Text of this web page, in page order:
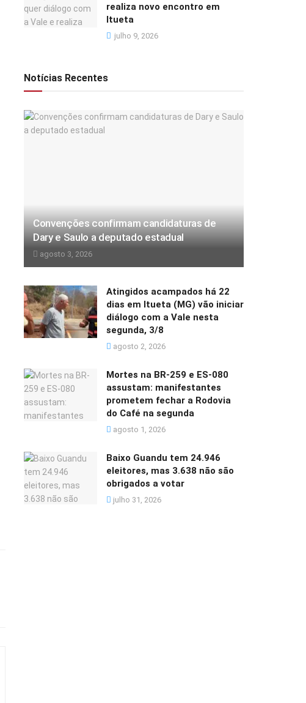
realiza novo encontro em
Itueta
julho 9, 2026
Notícias Recentes
Convenções confirmam candidaturas de
Dary e Saulo a deputado estadual
agosto 3, 2026
Atingidos acampados há 22
dias em Itueta (MG) vão iniciar
diálogo com a Vale nesta
segunda, 3/8
agosto 2, 2026
Mortes na BR-259 e ES-080
assustam: manifestantes
prometem fechar a Rodovia
do Café na segunda
agosto 1, 2026
Baixo Guandu tem 24.946
eleitores, mas 3.638 não são
obrigados a votar
julho 31, 2026